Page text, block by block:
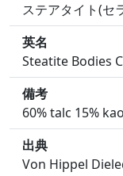
ステアタイト(セ
英名
Steatite Bodies
備考
60% talc 15%
出典
Von Hippel